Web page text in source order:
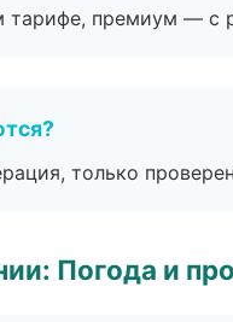
тарифе, премиум — с
только
Погода и